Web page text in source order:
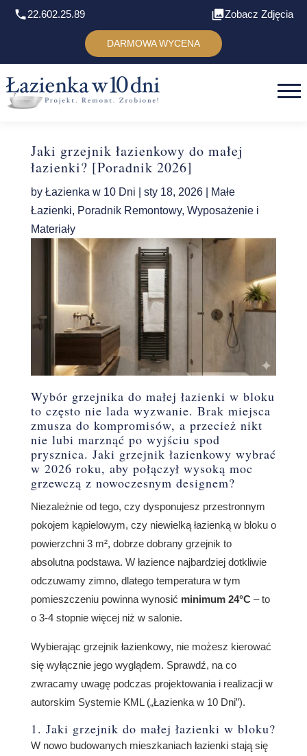
22.602.25.89 Zobacz Zdjęcia
DARMOWA WYCENA
Jaki grzejnik łazienkowy do małej
łazienki? [Poradnik 2026]
by Łazienka w 10 Dni sty 18, 2026|
Małe
Łazienki, Poradnik Remontowy, Wyposażenie i
Materiały
Wybór grzejnika do małej łazienki w bloku
to często nie lada wyzwanie. Brak miejsca
zmusza do kompromisów, a przecież nikt
nie lubi marznąć po wyjściu spod
prysznica. Jaki grzejnik łazienkowy wybrać
w 2026 roku, aby połączył wysoką moc
grzewczą z nowoczesnym designem?
Niezależnie od tego, czy dysponujesz przestronnym
pokojem kąpielowym, czy niewielką łazienką w bloku o
powierzchni 3 m², dobrze dobrany grzejnik to
absolutna podstawa. W łazience najbardziej dotkliwie
odczuwamy zimno, dlatego temperatura w tym
pomieszczeniu powinna wynosić minimum 24°C– to
o 3-4 stopnie więcej niż w salonie.
Wybierając grzejnik łazienkowy, nie możesz kierować
się wyłącznie jego wyglądem. Sprawdź, na co
zwracamy uwagę podczas projektowania i realizacji w
autorskim Systemie KML („Łazienka w 10 Dni”).
1. Jaki grzejnik do małej łazienki w bloku?
W nowo budowanych mieszkaniach łazienki stają się